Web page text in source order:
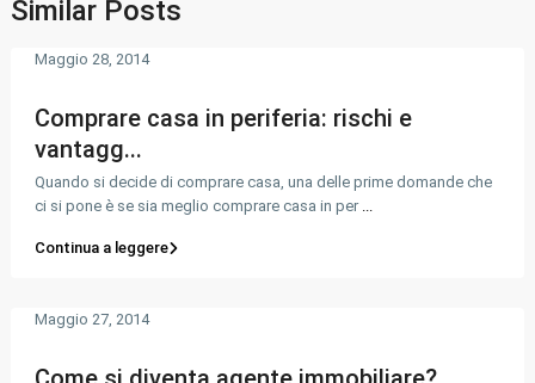
Similar Posts
Comprare casa in periferia: rischi e
vantagg...
Maggio 28, 2014
Quando si decide di comprare casa, una delle prime domande che
ci si pone è se sia meglio comprare casa in per ...
Continua a leggere
Maggio 27, 2014